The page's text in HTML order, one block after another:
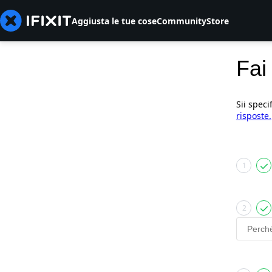
Aggiusta le tue coseCommunityStore
Sii
risposte.
1
2